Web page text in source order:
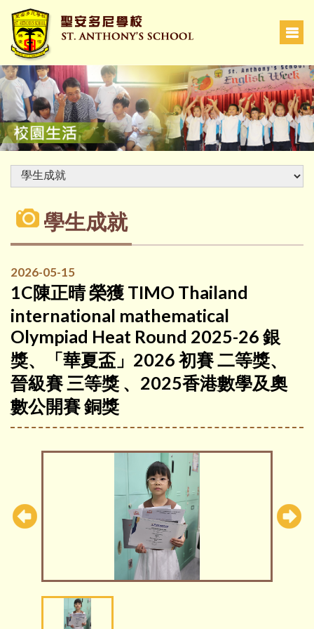
學生成就
2026-05-15
1C陳正晴 榮獲 TIMO Thailand
international mathematical
Olympiad Heat Round 2025-26 銀
獎、「華夏盃」2026 初賽 二等獎、
晉級賽 三等獎 、2025香港數學及奧
數公開賽 銅獎